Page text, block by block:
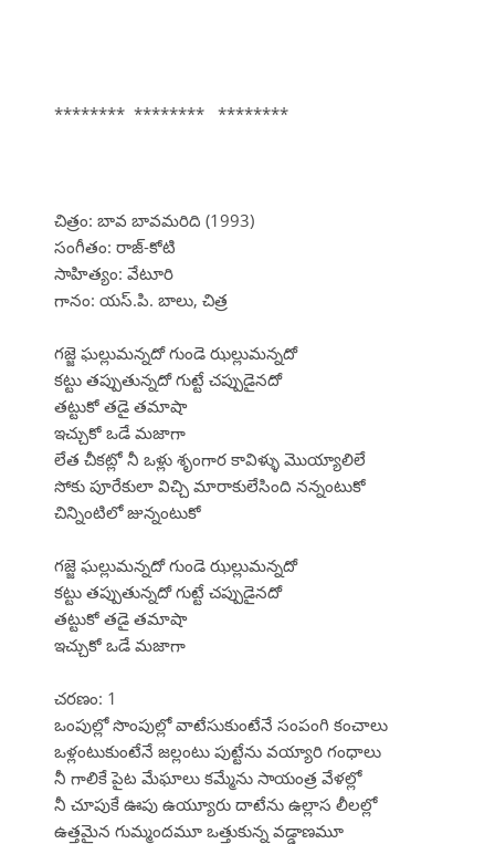
******** ******** ********
చిత్రం: బావ బావమరిది (1993)
సంగీతం: రాజ్-కోటి
సాహిత్యం: వేటూరి
గానం: యస్.పి. బాలు, చిత్ర
గజ్జె ఘల్లుమన్నదో గుండె ఝల్లుమన్నదో
కట్టు తప్పుతున్నదో గుట్టే చప్పుడైనదో
తట్టుకో తడై తమాషా
ఇచ్చుకో ఒడే మజాగా
లేత చీకట్లో నీ ఒళ్లు శృంగార కావిళ్ళు మొయ్యాలిలే
సోకు పూరేకులా విచ్చి మారాకులేసింది నన్నంటుకో
చిన్నింటిలో జున్నంటుకో
గజ్జె ఘల్లుమన్నదో గుండె ఝల్లుమన్నదో
కట్టు తప్పుతున్నదో గుట్టే చప్పుడైనదో
తట్టుకో తడై తమాషా
ఇచ్చుకో ఒడే మజాగా
చరణం: 1
ఒంపుల్లో సొంపుల్లో వాటేసుకుంటేనే సంపంగి కంచాలు
ఒళ్లంటుకుంటేనే జల్లంటు పుట్టేను వయ్యారి గంధాలు
నీ గాలికే పైట మేఘాలు కమ్మేను సాయంత్ర వేళల్లో
నీ చూపుకే ఊపు ఉయ్యూరు దాటేను ఉల్లాస లీలల్లో
ఉత్తమైన గుమ్మందమూ ఒత్తుకున్న వడ్డాణమూ